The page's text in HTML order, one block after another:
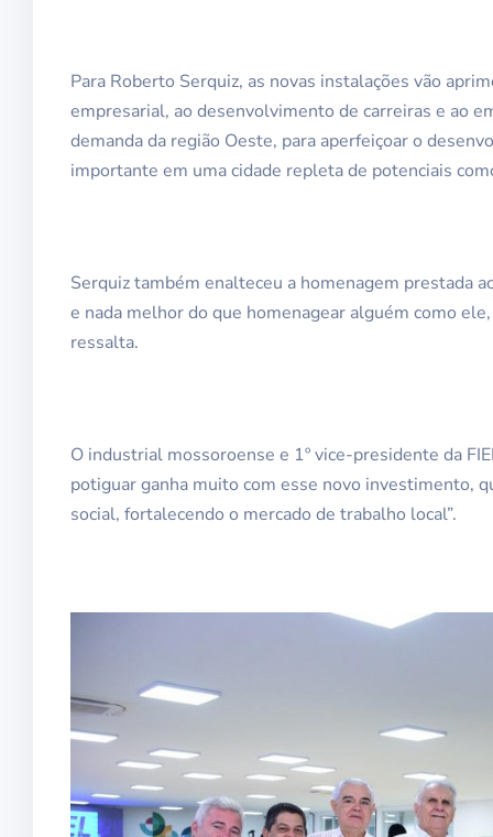
Para Roberto Serquiz, as novas instalações vão
empresarial, ao desenvolvimento de carreiras e ao
demanda da região Oeste, para aperfeiçoar o
importante em uma cidade repleta de potenciais
Serquiz também enalteceu a homenagem prestada
e nada melhor do que homenagear alguém como
ressalta.
O industrial mossoroense e 1º vice-presidente da
potiguar ganha muito com esse novo investimento,
social, fortalecendo o mercado de trabalho local”.